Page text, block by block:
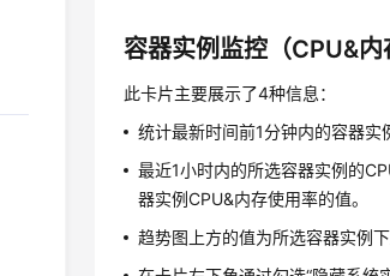
容器实例监控（CPU&内
此卡片主要展示了4种信息：
统计最新时间前1分钟内的容器实
最近1小时内的所选容器实例的
器实例CPU&内存使用率的值。
趋势图上方的值为所选容器实例